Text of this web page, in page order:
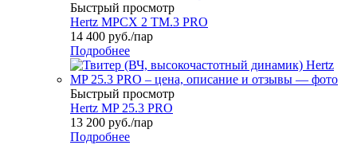
Быстрый просмотр
Hertz MPCX 2 TM.3 PRO
14 400 руб./пар
Подробнее
Быстрый просмотр
Hertz MP 25.3 PRO
13 200 руб./пар
Подробнее